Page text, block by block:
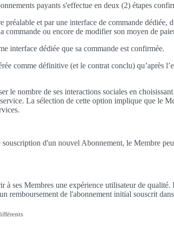
payants s'effectue en deux (2) étapes
préalable et par une interface de commande
commande ou encore de modifier son moyen de
interface dédiée que sa commande est confirmée.
comme définitive (et le contrat conclu) qu’après
le nombre de ses interactions sociales en
La sélection de cette option implique que le
d'un nouvel Abonnement, le Membre
à ses Membres une expérience utilisateur de
remboursement de l'abonnement initial souscrit